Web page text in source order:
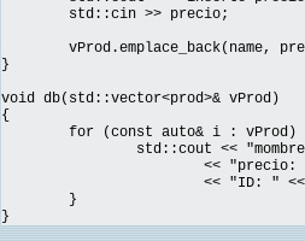
std::cin >> precio;
vProd.emplace_back(name,
}
void db(std::vector<prod>& vProd)
{
for (const auto& i : vProd)
std::cout <<
<<
<< "ID: "
}
}